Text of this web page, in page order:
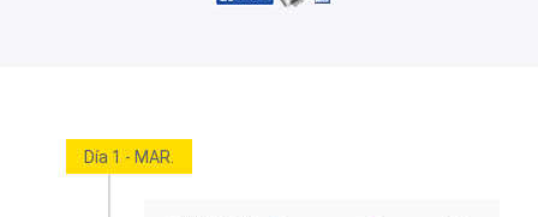
Día 1 - MAR.